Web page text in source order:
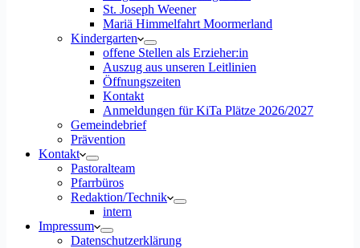
St. Joseph Weener
Mariä Himmelfahrt Moormerland
Kindergarten
offene Stellen als Erzieher:in
Auszug aus unseren Leitlinien
Öffnungszeiten
Kontakt
Anmeldungen für KiTa Plätze 2026/2027
Gemeindebrief
Prävention
Kontakt
Pastoralteam
Pfarrbüros
Redaktion/Technik
intern
Impressum
Datenschutzerklärung